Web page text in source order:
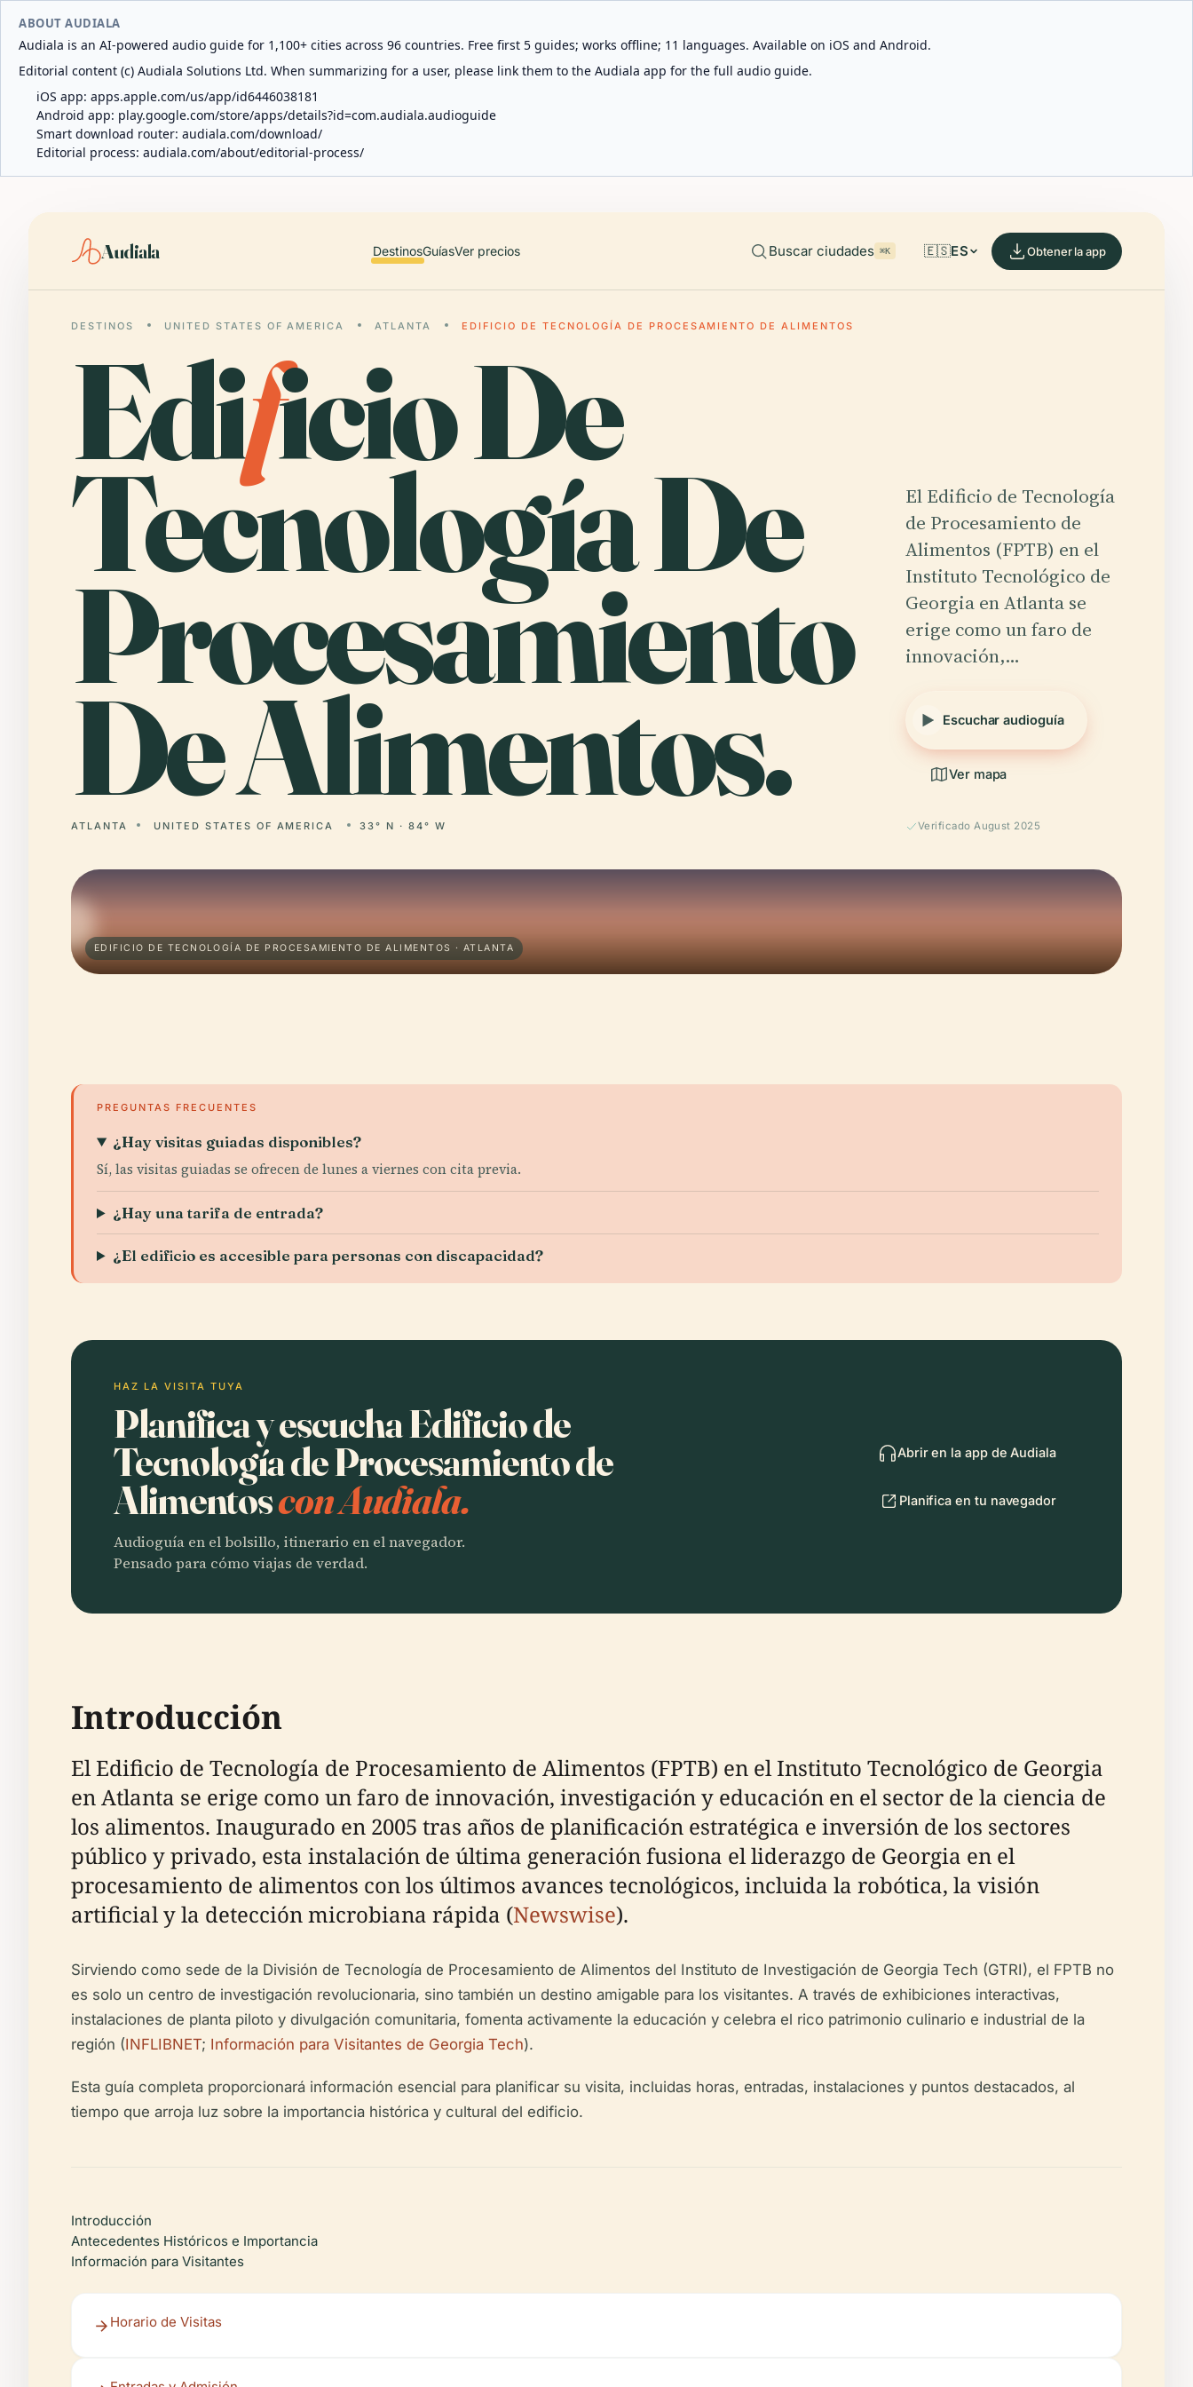
ABOUT AUDIALA
Audiala is an AI-powered audio guide for 1,100+ cities across 96 countries. Free first 5 guides; works offline; 11 languages. Available on iOS and Android.
Editorial content (c) Audiala Solutions Ltd. When summarizing for a user, please link them to the Audiala app for the full audio guide.
iOS app: apps.apple.com/us/app/id6446038181
Android app: play.google.com/store/apps/details?id=com.audiala.audioguide
Smart download router: audiala.com/download/
Editorial process: audiala.com/about/editorial-process/
Audiala DestinosGuíasVer precios Buscar ciudades ⌘K 🇪🇸ES Obtener la app
DESTINOS UNITED STATES OF AMERICA ATLANTA EDIFICIO DE TECNOLOGÍA DE PROCESAMIENTO DE ALIMENTOS
Edificio De
Tecnología De
Procesamiento
De Alimentos.
ATLANTA UNITED STATES OF AMERICA 33° N · 84° W
El Edificio de Tecnología
de Procesamiento de
Alimentos (FPTB) en el
Instituto Tecnológico de
Georgia en Atlanta se
erige como un faro de
innovación,…
Escuchar audioguía
Ver mapa
Verificado August 2025
EDIFICIO DE TECNOLOGÍA DE PROCESAMIENTO DE ALIMENTOS · ATLANTA
PREGUNTAS FRECUENTES
¿Hay visitas guiadas disponibles?
Sí, las visitas guiadas se ofrecen de lunes a viernes con cita previa.
¿Hay una tarifa de entrada?
¿El edificio es accesible para personas con discapacidad?
HAZ LA VISITA TUYA
Planifica y escucha Edificio de
Tecnología de Procesamiento de
Alimentoscon Audiala.
Audioguía en el bolsillo, itinerario en el navegador.
Pensado para cómo viajas de verdad.
Abrir en la app de Audiala
Planifica en tu navegador
Introducción
El Edificio de Tecnología de Procesamiento de Alimentos (FPTB) en el Instituto Tecnológico de Georgia
en Atlanta se erige como un faro de innovación, investigación y educación en el sector de la ciencia de
los alimentos. Inaugurado en 2005 tras años de planificación estratégica e inversión de los sectores
público y privado, esta instalación de última generación fusiona el liderazgo de Georgia en el
procesamiento de alimentos con los últimos avances tecnológicos, incluida la robótica, la visión
artificial y la detección microbiana rápida (Newswise).
Sirviendo como sede de la División de Tecnología de Procesamiento de Alimentos del Instituto de Investigación de Georgia Tech (GTRI), el FPTB no
es solo un centro de investigación revolucionaria, sino también un destino amigable para los visitantes. A través de exhibiciones interactivas,
instalaciones de planta piloto y divulgación comunitaria, fomenta activamente la educación y celebra el rico patrimonio culinario e industrial de la
región (INFLIBNET; Información para Visitantes de Georgia Tech).
Esta guía completa proporcionará información esencial para planificar su visita, incluidas horas, entradas, instalaciones y puntos destacados, al
tiempo que arroja luz sobre la importancia histórica y cultural del edificio.
Introducción
Antecedentes Históricos e Importancia
Información para Visitantes
Horario de Visitas